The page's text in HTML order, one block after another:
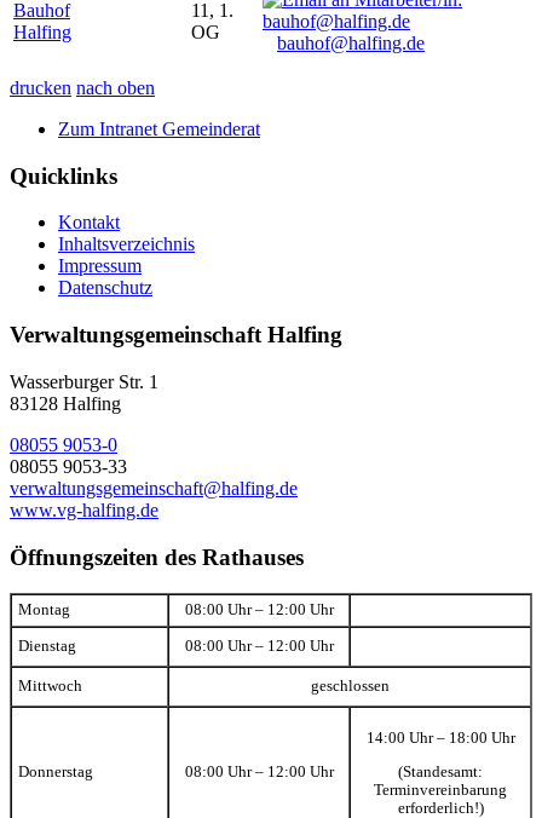
Bauhof
Halfing
11, 1.
OG
bauhof@halfing.de
drucken nach oben
Zum Intranet Gemeinderat
Quicklinks
Kontakt
Inhaltsverzeichnis
Impressum
Datenschutz
Verwaltungsgemeinschaft Halfing
Wasserburger Str. 1
83128 Halfing
08055 9053-0
08055 9053-33
verwaltungsgemeinschaft@halfing.de
www.vg-halfing.de
Öffnungszeiten des Rathauses
Montag 08:00 Uhr – 12:00 Uhr
Dienstag 08:00 Uhr – 12:00 Uhr
Mittwoch geschlossen
Donnerstag 08:00 Uhr – 12:00 Uhr
14:00 Uhr – 18:00 Uhr
(Standesamt:
Terminvereinbarung
erforderlich!)